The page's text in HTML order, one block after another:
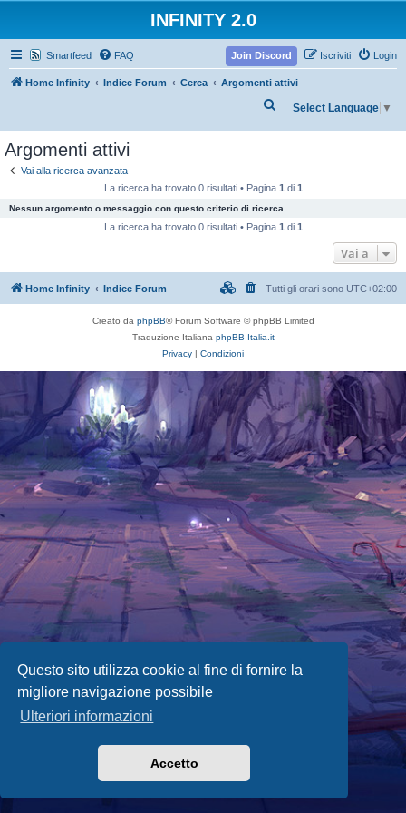
Questo sito utilizza cookie al fine di fornire la
migliore navigazione possibile
Ulteriori informazioni
Accetto
INFINITY 2.0
Smartfeed FAQ Login
Iscriviti
Join Discord
Home Infinity Indice Forum Cerca Argomenti attivi
Select Language ▼
a
Argomenti attivi
Vai alla ricerca avanzata
La ricerca ha trovato 0 risultati • Pagina 1 di 1
Nessun argomento o messaggio con questo criterio di ricerca.
La ricerca ha trovato 0 risultati • Pagina 1 di 1
Vai a
Home Infinity Indice Forum Tutti gli orari sono UTC+02:00
Creato da phpBB® Forum Software © phpBB Limited
Traduzione Italiana phpBB-Italia.it
Privacy | Condizioni